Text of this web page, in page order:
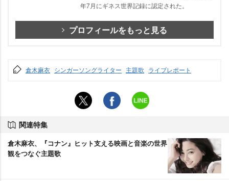
年7月にギネス世界記録に認定された。
プロフィールをもっと見る
倉木麻衣 シンガーソングライター 主題歌 ライブレポート
関連特集
倉木麻衣、『コナン』ヒット支える映画と音楽の世界
観をつなぐ主題歌